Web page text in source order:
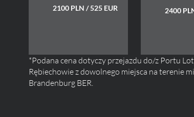
2100 PLN / 525 EUR 2400
*Podana cena dotyczy przejazdu do/z Portu
Rębiechowie z dowolnego miejsca na terenie
Brandenburg BER.